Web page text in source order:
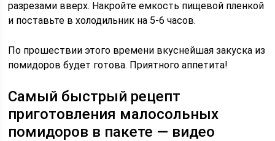
разрезами вверх. Накройте емкость пищевой пленкой
и поставьте в холодильник на 5-6 часов.
По прошествии этого времени вкуснейшая закуска из
помидоров будет готова. Приятного аппетита!
Самый быстрый рецепт
приготовления малосольных
помидоров в пакете — видео